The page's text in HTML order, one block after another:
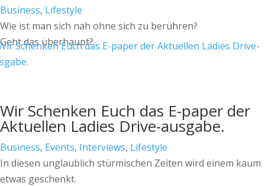
Business, Lifestyle
Wie ist man sich nah ohne sich zu berühren?
Geht das überhaupt?
Wir Schenken Euch das E-paper der
Aktuellen Ladies Drive-ausgabe.
Business, Events, Interviews, Lifestyle
In diesen unglaublich stürmischen Zeiten wird einem kaum
etwas geschenkt.